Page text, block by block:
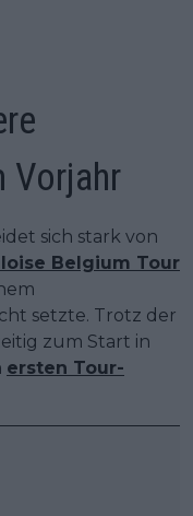
Vorjahr
sich stark von
Belgium Tour
setzte. Trotz der
zum Start in
ersten Tour-